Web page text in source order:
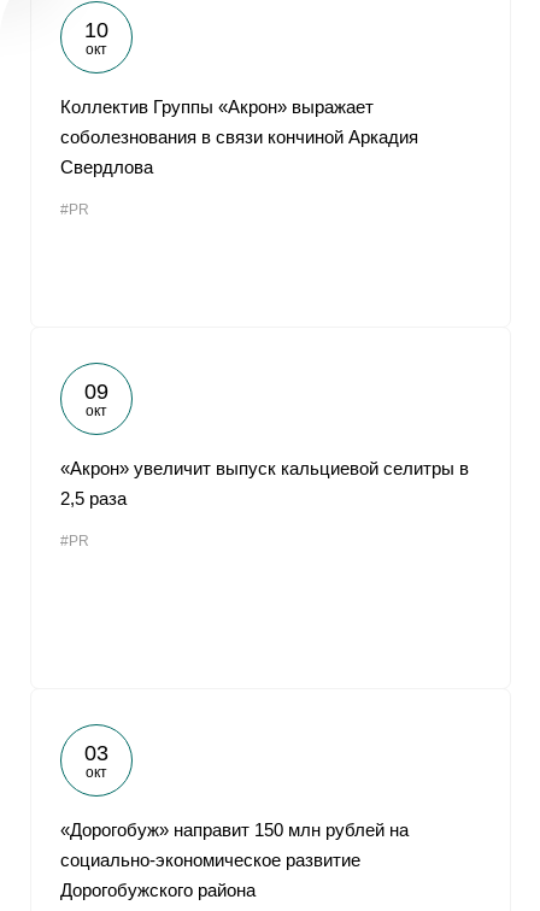
10
окт
Коллектив Группы «Акрон» выражает
соболезнования в связи кончиной Аркадия
Свердлова
#PR
09
окт
«Акрон» увеличит выпуск кальциевой селитры в
2,5 раза
#PR
03
окт
«Дорогобуж» направит 150 млн рублей на
социально-экономическое развитие
Дорогобужского района